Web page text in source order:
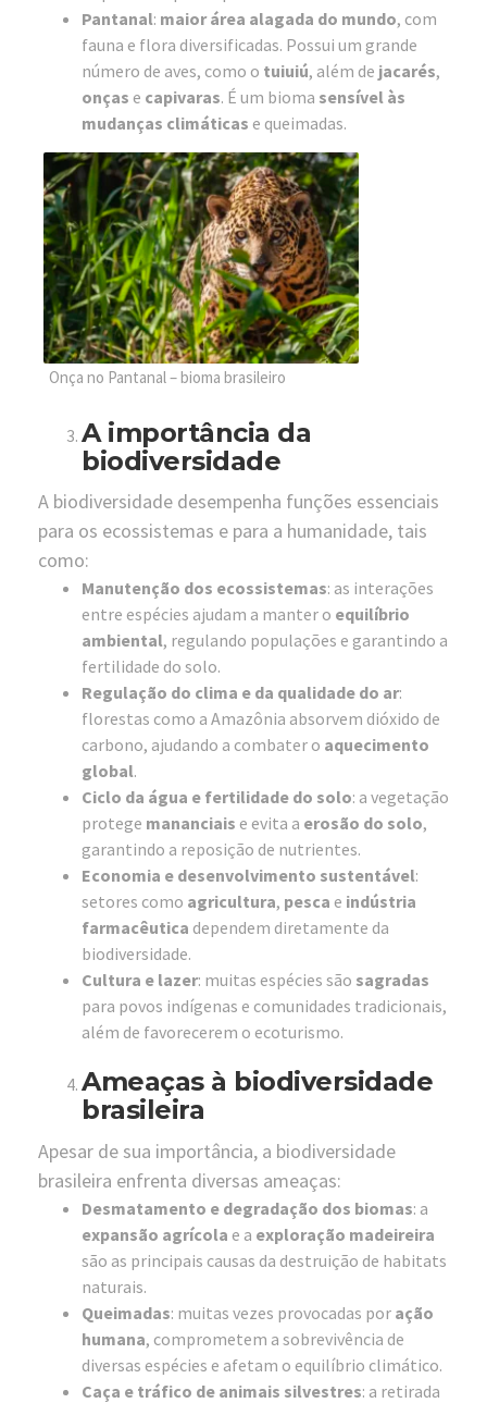
Pantanal: maior área alagada do mundo, com
fauna e flora diversificadas. Possui um grande
número de aves, como o tuiuiú, além de jacarés,
onças e capivaras. É um bioma sensível às
mudanças climáticas e queimadas.
Onça no Pantanal – bioma brasileiro
A importância da
biodiversidade
A biodiversidade desempenha funções essenciais
para os ecossistemas e para a humanidade, tais
como:
Manutenção dos ecossistemas: as interações
entre espécies ajudam a manter o equilíbrio
ambiental, regulando populações e garantindo a
fertilidade do solo.
Regulação do clima e da qualidade do ar:
florestas como a Amazônia absorvem dióxido de
carbono, ajudando a combater o aquecimento
global.
Ciclo da água e fertilidade do solo: a vegetação
protege mananciais e evita a erosão do solo,
garantindo a reposição de nutrientes.
Economia e desenvolvimento sustentável:
setores como agricultura, pesca e indústria
farmacêutica dependem diretamente da
biodiversidade.
Cultura e lazer: muitas espécies são sagradas
para povos indígenas e comunidades tradicionais,
além de favorecerem o ecoturismo.
Ameaças à biodiversidade
brasileira
Apesar de sua importância, a biodiversidade
brasileira enfrenta diversas ameaças:
Desmatamento e degradação dos biomas: a
expansão agrícola e a exploração madeireira
são as principais causas da destruição de habitats
naturais.
Queimadas: muitas vezes provocadas por ação
humana, comprometem a sobrevivência de
diversas espécies e afetam o equilíbrio climático.
Caça e tráfico de animais silvestres: a retirada